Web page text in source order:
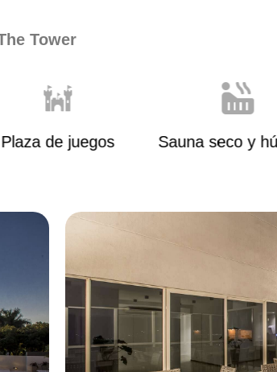
Tower
Plaza de juegos Sauna seco y